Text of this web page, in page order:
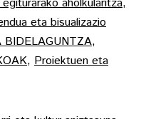
aholkularitza,
eta bisualizazio
,
, Proiektuen eta